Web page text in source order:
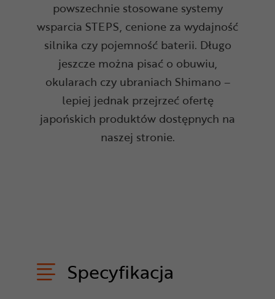
powszechnie stosowane systemy
wsparcia STEPS, cenione za wydajność
silnika czy pojemność baterii. Długo
jeszcze można pisać o obuwiu,
okularach czy ubraniach Shimano –
lepiej jednak przejrzeć ofertę
japońskich produktów dostępnych na
naszej stronie.
Specyfikacja